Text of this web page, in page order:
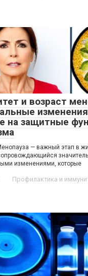
и возраст
на защитные
— важный этап в
изменениями, которые
Профилактика и